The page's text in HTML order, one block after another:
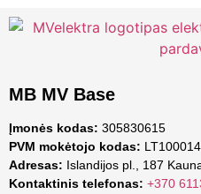
MB MV Base
Įmonės kodas: 305830615
PVM mokėtojo kodas:
Adresas: Islandijos pl., 187
Kontaktinis telefonas: +370